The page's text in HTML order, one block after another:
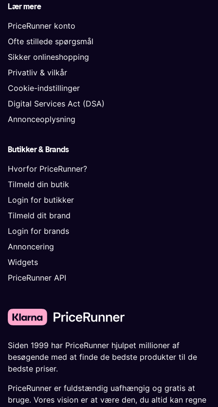
Lær mere
PriceRunner konto
Ofte stillede spørgsmål
Sikker onlineshopping
Privatliv & vilkår
Cookie-indstillinger
Digital Services Act (DSA)
Annonceoplysning
Butikker & Brands
Hvorfor PriceRunner?
Tilmeld din butik
Login for butikker
Tilmeld dit brand
Login for brands
Annoncering
Widgets
PriceRunner API
Siden 1999 har PriceRunner hjulpet millioner af
besøgende med at finde de bedste produkter til de
bedste priser.
PriceRunner er fuldstændig uafhængig og gratis at
bruge. Vores vision er at være den, du altid kan regne